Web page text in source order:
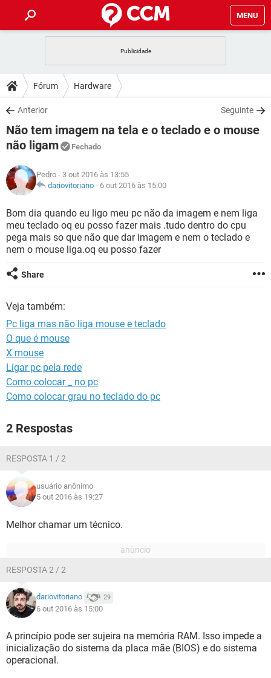
MENU
CELULAR
OUTLOOK
INSTAGRAM GMAIL
GUIA DE COMPRAS
DICAS
JOGOS
OUTLOOK
GUIA DE COMPRAS
DOWNLOADS
JOGOS WHATSAPP
CELULAR
OUTLOOK
INSTAGRAM
GUIA DE COMPRAS
FÓRUM
CELULAR FACEBOOK
INSTAGRAM GMAIL
GUIA DE COMPRAS
GLOSSÁRIO
JOGOS
CELULAR FACEBOOK
OUTLOOK EXCEL
INSTAGRAM GMAIL
GUIA DE COMPRAS
Fórum Hardware
Anterior Seguinte
Não tem imagem na tela e o teclado e o mouse
não ligam
Fechado
Pedro - 3 out 2016 às 13:55
dariovitoriano - 6 out 2016 às 15:00
Bom dia quando eu ligo meu pc não da imagem e nem liga
meu teclado oq eu posso fazer mais .tudo dentro do cpu
pega mais so que não que dar imagem e nem o teclado e
nem o mouse liga.oq eu posso fazer
Share
Veja também:
Pc liga mas não liga mouse e teclado
O que é mouse
X mouse
Ligar pc pela rede
Como colocar _ no pc
Como colocar grau no teclado do pc
2 Respostas
RESPOSTA 1 / 2
usuário anônimo
5 out 2016 às 19:27
Melhor chamar um técnico.
RESPOSTA 2 / 2
dariovitoriano 29
6 out 2016 às 15:00
A princípio pode ser sujeira na memória RAM. Isso impede a
inicialização do sistema da placa mãe (BIOS) e do sistema
operacional.